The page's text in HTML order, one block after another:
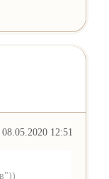
08.05.2020 12:51